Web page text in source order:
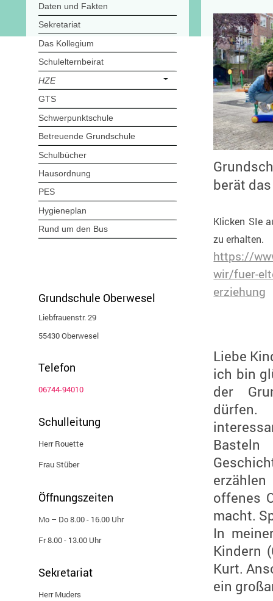
Klicken SIe
zu erhalten.
https://
wir/fuer-
erziehung
Liebe
ich bin
der
offenes
macht.
In
Kindern
Kurt.
ein
Daten und Fakten
Sekretariat
Das Kollegium
Schulelternbeirat
HZE
GTS
Schwerpunktschule
Betreuende Grundschule
Schulbücher
Hausordnung
PES
Hygieneplan
Rund um den Bus
Grundschule Oberwesel
Liebfrauenstr. 29
55430 Oberwesel
Telefon
06744-94010
Schulleitung
Herr Rouette
​Frau Stüber
Öffnungszeiten
Mo – Do 8.00 - 16.00 Uhr
Fr 8.00 - 13.00 Uhr
Sekretariat
Herr Muders